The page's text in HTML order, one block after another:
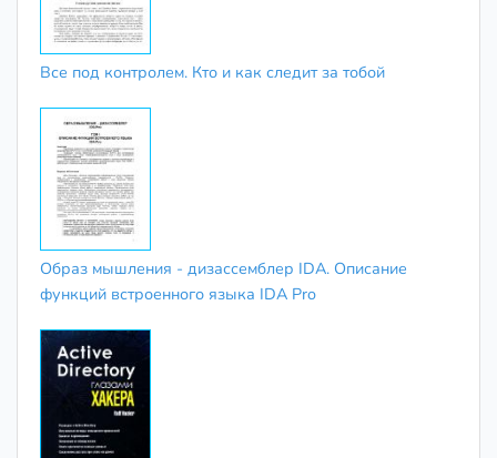
Все под контролем. Кто и как следит за тобой
Образ мышления - дизассемблер IDA. Описание
функций встроенного языка IDA Pro